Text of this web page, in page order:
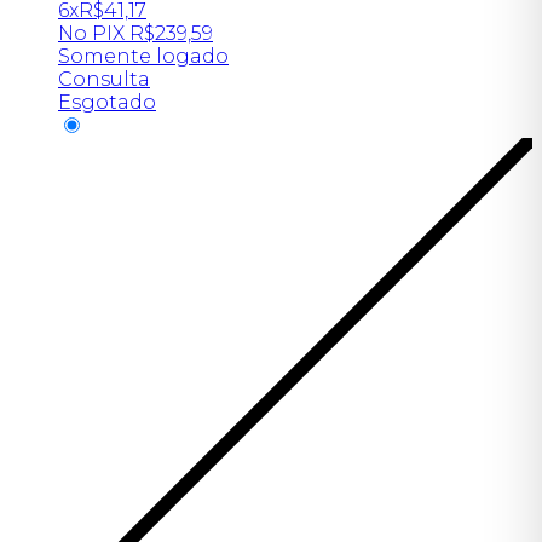
6xR$41,17
No PIX R$239,59
Somente logado
Consulta
Esgotado